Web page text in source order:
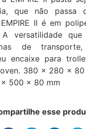
que não passa
II é em
versatilidade
de
encaixe para
380 x 280 x 80
500 x 80 mm
esse